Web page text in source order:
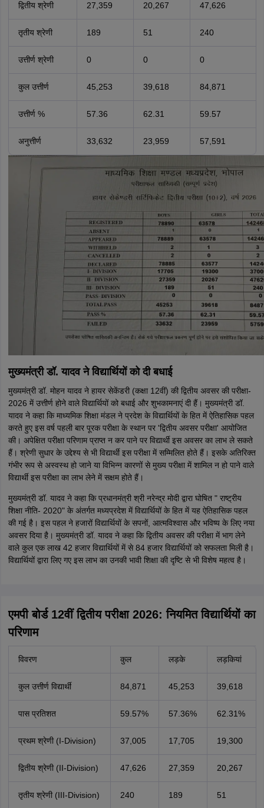
द्वितीय श्रेणी 27,359 20,267 47,626
तृतीय श्रेणी 189 51 240
उत्तीर्ण श्रेणी 0 0 0
कुल उत्तीर्ण 45,253 39,618 84,871
उत्तीर्ण % 57.36 62.31 59.57
अनुत्तीर्ण 33,632 23,959 57,591
मुख्यमंत्री डॉ. यादव ने विद्यार्थियों को दी बधाई
मुख्यमंत्री डॉ. मोहन यादव ने हायर सेकेंडरी (कक्षा 12वीं) की द्वितीय अवसर की परीक्षा-
2026 में उत्तीर्ण होने वाले विद्यार्थियों को बधाई और शुभकामनाएं दी हैं। मुख्यमंत्री डॉ.
यादव ने कहा कि माध्यमिक शिक्षा मंडल ने प्रदेश के विद्यार्थियों के हित में ऐतिहासिक पहल
करते हुए इस वर्ष पहली बार पूरक परीक्षा के स्थान पर 'द्वितीय अवसर परीक्षा' आयोजित
की। अपेक्षित परीक्षा परिणाम प्राप्त न कर पाने पर विद्यार्थी इस अवसर का लाभ ले सकते
हैं। श्रेणी सुधार के उद्देश्य से भी विद्यार्थी इस परीक्षा में सम्मिलित होते हैं। इसके अतिरिक्त
गंभीर रूप से अस्वस्थ हो जाने या विभिन्न कारणों से मुख्य परीक्षा में शामिल न हो पाने वाले
विद्यार्थी इस परीक्षा का लाभ लेने में सक्षम होते हैं।
मुख्यमंत्री डॉ. यादव ने कहा कि प्रधानमंत्री श्री नरेन्द्र मोदी द्वारा घोषित " राष्ट्रीय
शिक्षा नीति- 2020" के अंतर्गत मध्यप्रदेश में विद्यार्थियों के हित में यह ऐतिहासिक पहल
की गई है। इस पहल ने हजारों विद्यार्थियों के सपनों, आत्मविश्वास और भविष्य के लिए नया
अवसर दिया है। मुख्यमंत्री डॉ. यादव ने कहा कि द्वितीय अवसर की परीक्षा में भाग लेने
वाले कुल एक लाख 42 हजार विद्यार्थियों में से 84 हजार विद्यार्थियों को सफलता मिली है।
विद्यार्थियों द्वारा लिए गए इस लाभ का उनकी भावी शिक्षा की दृष्टि से भी विशेष महत्व है।
एमपी बोर्ड 12वीं द्वितीय परीक्षा 2026: नियमित विद्यार्थियों का
परिणाम
विवरण कुल लड़के लड़कियां
कुल उत्तीर्ण विद्यार्थी 84,871 45,253 39,618
पास प्रतिशत 59.57% 57.36% 62.31%
प्रथम श्रेणी (I-Division) 37,005 17,705 19,300
द्वितीय श्रेणी (II-Division) 47,626 27,359 20,267
तृतीय श्रेणी (III-Division) 240 189 51